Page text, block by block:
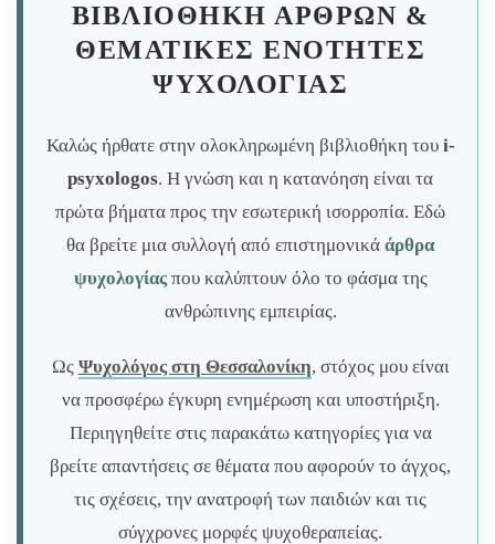
ΒΙΒΛΙΟΘΉΚΗ ΆΡΘΡΩΝ &
ΘΕΜΑΤΙΚΈΣ ΕΝΌΤΗΤΕΣ
ΨΥΧΟΛΟΓΊΑΣ
Καλώς ήρθατε στην ολοκληρωμένη βιβλιοθήκη του i-
psyxologos. Η γνώση και η κατανόηση είναι τα
πρώτα βήματα προς την εσωτερική ισορροπία. Εδώ
θα βρείτε μια συλλογή από επιστημονικά άρθρα
ψυχολογίαςπου καλύπτουν όλο το φάσμα της
ανθρώπινης εμπειρίας.
Ως Ψυχολόγος στη Θεσσαλονίκη, στόχος μου είναι
να προσφέρω έγκυρη ενημέρωση και υποστήριξη.
Περιηγηθείτε στις παρακάτω κατηγορίες για να
βρείτε απαντήσεις σε θέματα που αφορούν το άγχος,
τις σχέσεις, την ανατροφή των παιδιών και τις
σύγχρονες μορφές ψυχοθεραπείας.